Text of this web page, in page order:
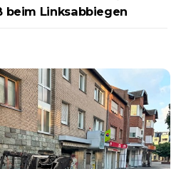
beim Linksabbiegen